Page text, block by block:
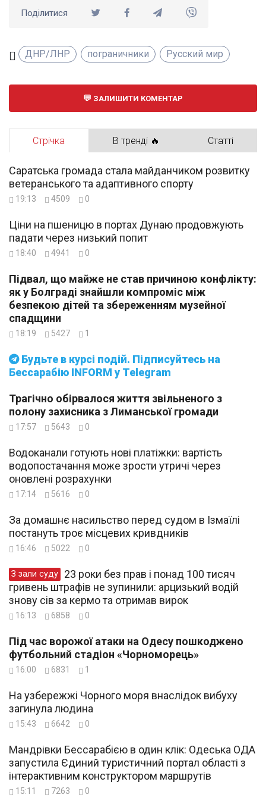
Поділитися
ДНР/ЛНР пограничники Русский мир
ЗАЛИШИТИ КОМЕНТАР
Стрічка В тренді 🔥 Статті
Будьте в курсі подій. Підписуйтесь на
Бессарабію INFORM у Telegram
Саратська громада стала майданчиком розвитку
ветеранського та адаптивного спорту
19:13 4509 0
Ціни на пшеницю в портах Дунаю продовжують
падати через низький попит
18:40 4941 0
Підвал, що майже не став причиною конфлікту:
як у Болграді знайшли компроміс між
безпекою дітей та збереженням музейної
спадщини
18:19 5427 1
Трагічно обірвалося життя звільненого з
полону захисника з Лиманської громади
17:57 5643 0
Водоканали готують нові платіжки: вартість
водопостачання може зрости утричі через
оновлені розрахунки
17:14 5616 0
За домашнє насильство перед судом в Ізмаїлі
постануть троє місцевих кривдників
16:46 5022 0
З зали суду
гривень штрафів не зупинили: арцизький водій
знову сів за кермо та отримав вирок
16:13 6858 0
Під час ворожої атаки на Одесу пошкоджено
футбольний стадіон «Чорноморець»
16:00 6831 1
На узбережжі Чорного моря внаслідок вибуху
загинула людина
15:43 6642 0
Мандрівки Бессарабією в один клік: Одеська ОДА
запустила Єдиний туристичний портал області з
інтерактивним конструктором маршрутів
15:11 7263 0